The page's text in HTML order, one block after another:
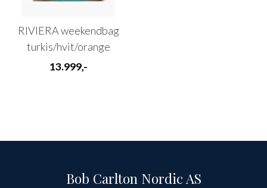
RIVIERA weekendbag
turkis/hvit/orange
13.999,-
Bob Carlton Nordic AS